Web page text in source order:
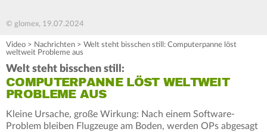
© glomex, 19.07.2024
Video > Nachrichten > Welt steht bisschen still: Computerpanne löst
weltweit Probleme aus
Welt steht bisschen still:
COMPUTERPANNE LÖST WELTWEIT
PROBLEME AUS
Kleine Ursache, große Wirkung: Nach einem Software-
Problem bleiben Flugzeuge am Boden, werden OPs abgesagt